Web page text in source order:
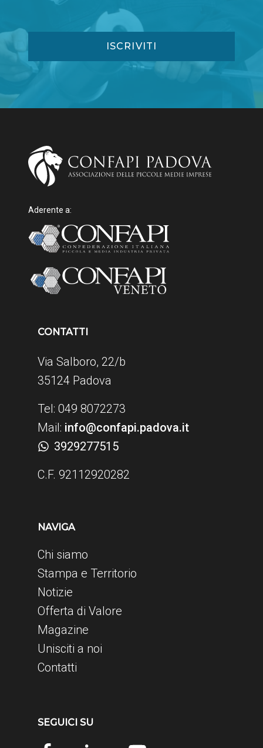
Aderente a:
CONTATTI
Via Salboro, 22/b
35124 Padova
Tel: 049 8072273
Mail: info@confapi.padova.it
3929277515
C.F. 92112920282
NAVIGA
Chi siamo
Stampa e Territorio
Notizie
Offerta di Valore
Magazine
Unisciti a noi
Contatti
SEGUICI SU